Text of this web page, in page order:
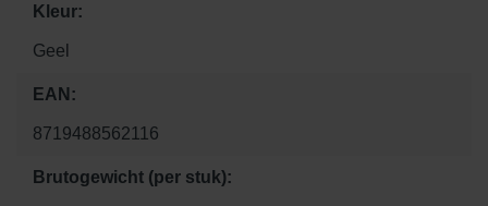
Kleur:
Geel
EAN:
8719488562116
Brutogewicht (per stuk):